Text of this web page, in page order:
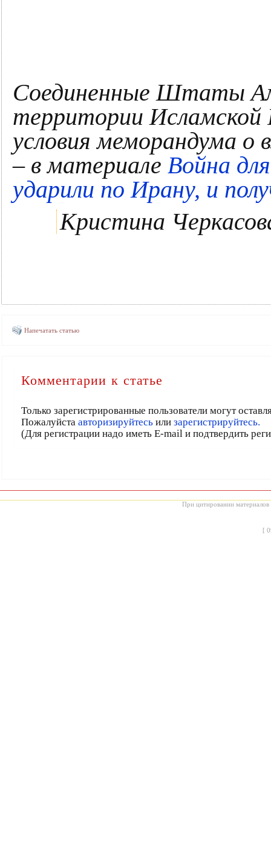
Соединенные Штаты
территории Исламской
условия меморандума о
– в материале Война
ударили по Ирану, и
Кристина
Напечатать статью
Комментарии к статье
Только зарегистрированные пользователи могут
Пожалуйста авторизируйтесьили зарегистрируйтесь.
(Для регистрации надо иметь E-mail и подтвердить
При цитировании материалов
[